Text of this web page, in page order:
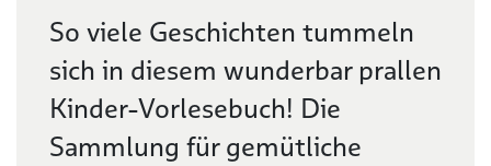
Beschreibung
So viele Geschichten tummeln
sich in diesem wunderbar prallen
Kinder-Vorlesebuch! Die
Sammlung für gemütliche